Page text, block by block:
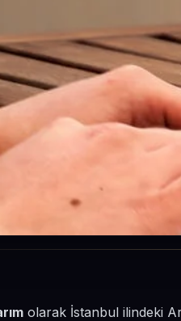
olarak İstanbul ilindeki